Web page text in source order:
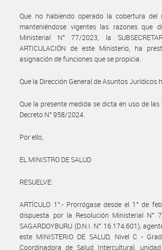
Que no habiendo operado la cobertura
manteniéndose vigentes las razones que
Ministerial N° 77/2023, la
ARTICULACIÓN de este Ministerio, ha
asignación de funciones que se propicia.
Que la Dirección General de Asuntos
Que la presente medida se dicta en uso de
Decreto N° 958/2024.
Por ello,
EL MINISTRO DE SALUD
RESUELVE:
ARTÍCULO 1°.- Prorrógase desde el 1° de
dispuesta por la Resolución Ministerial N°
SAGARDOYBURU (D.N.I. N° 16.174.601),
este MINISTERIO DE SALUD, Nivel C -
Coordinadora de Salud Intercultural,